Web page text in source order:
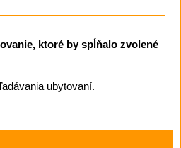
ktoré by spĺňalo zvolené
ubytovaní.